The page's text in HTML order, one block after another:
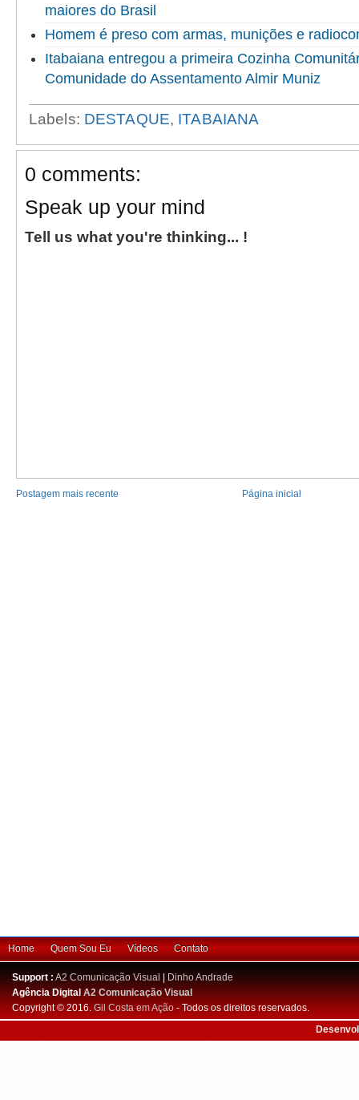
maiores do Brasil
Homem é preso com armas, munições e
Itabaiana entregou a primeira Cozinha
Comunidade do Assentamento Almir Muniz
Labels: DESTAQUE, ITABAIANA
0 comments:
Speak up your mind
Tell us what you're thinking... !
Postagem mais recente Página inicial
Home Quem Sou Eu Vídeos Contato
Support : A2 Comunicação Visual
Dinho Andrade
Agência DigitalA2 Comunicação Visual
Copyright © 2016. Gil Costa em Ação - Todos os direitos reservados.